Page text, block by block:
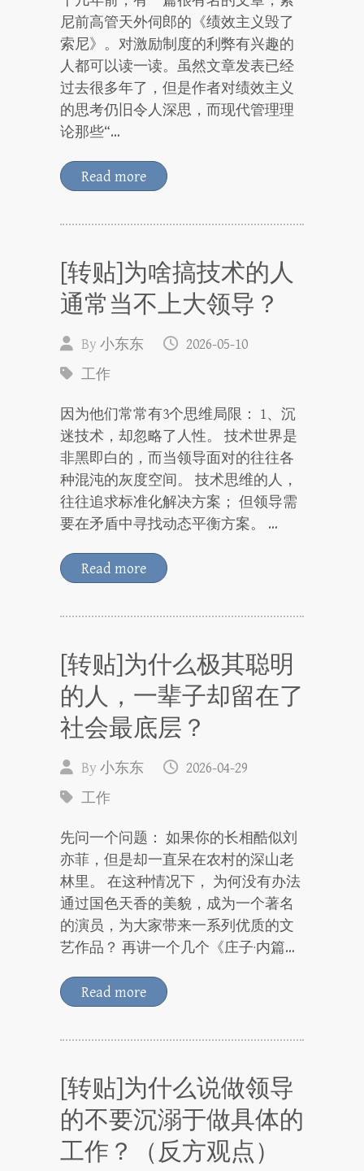
尼前高管天外伺郎的《绩效主义毁了
索尼》。对激励制度的利弊有兴趣的
人都可以读一读。虽然文章发表已经
过去很多年了，但是作者对绩效主义
的思考仍旧令人深思，而现代管理理
论那些“…
Read more
[转贴]为啥搞技术的人
通常当不上大领导？
By小东东
2026-05-10
工作
因为他们常常有3个思维局限： 1、沉
迷技术，却忽略了人性。 技术世界是
非黑即白的，而当领导面对的往往各
种混沌的灰度空间。 技术思维的人，
往往追求标准化解决方案； 但领导需
要在矛盾中寻找动态平衡方案。 …
Read more
[转贴]为什么极其聪明
的人，一辈子却留在了
社会最底层？
By小东东
2026-04-29
工作
先问一个问题： 如果你的长相酷似刘
亦菲，但是却一直呆在农村的深山老
林里。 在这种情况下， 为何没有办法
通过国色天香的美貌，成为一个著名
的演员，为大家带来一系列优质的文
艺作品？ 再讲一个几个《庄子·内篇…
Read more
[转贴]为什么说做领导
的不要沉溺于做具体的
工作？（反方观点）